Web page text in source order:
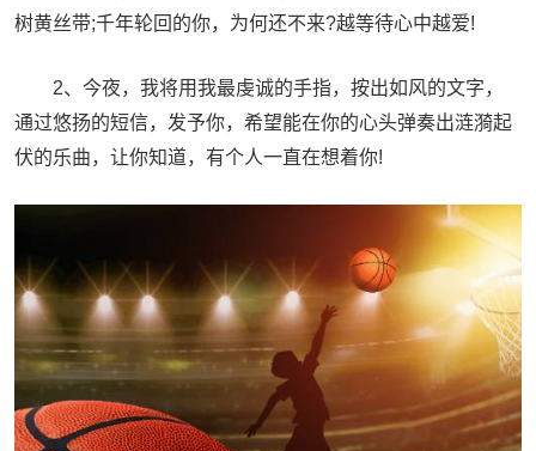
树黄丝带;千年轮回的你，为何还不来?越等待心中越爱!
2、今夜，我将用我最虔诚的手指，按出如风的文字，
通过悠扬的短信，发予你，希望能在你的心头弹奏出涟漪起
伏的乐曲，让你知道，有个人一直在想着你!